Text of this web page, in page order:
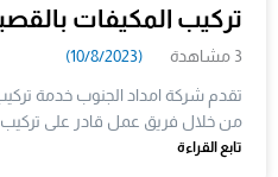
تركيب المكيفات
3 مشاهدة (10/8/2023)
تقدم شركة امداد الجنوب خدمة
من خلال فريق عمل قادر على تركيب
تابع القراءة